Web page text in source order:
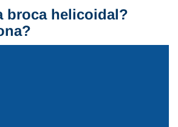
broca helicoidal?